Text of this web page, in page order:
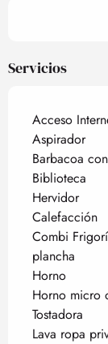
Servicios
Acceso
Aspirador
Barbacoa
Biblioteca
Hervidor
Calefacción
Combi
plancha
Horno
Horno micro
Tostadora
Lava ropa